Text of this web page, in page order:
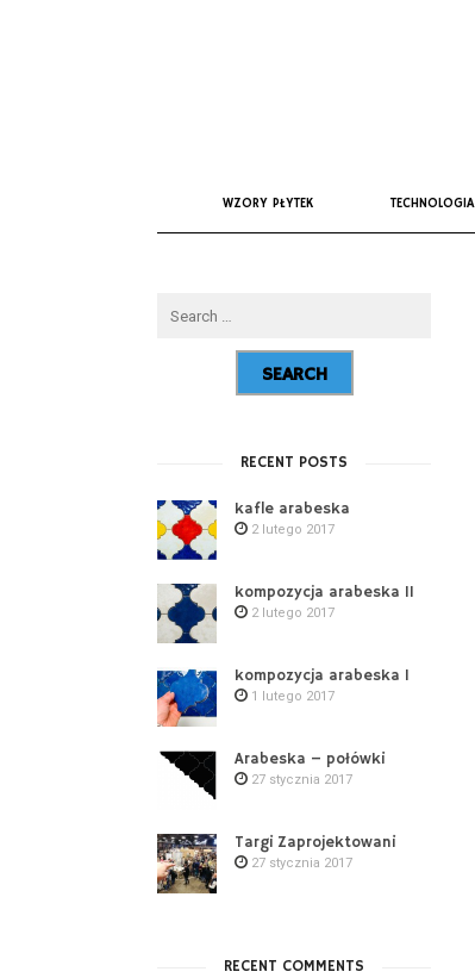
WZORY PŁYTEK TECHNOLOGIA
RECENT POSTS
kafle arabeska
2 lutego 2017
kompozycja arabeska II
2 lutego 2017
kompozycja arabeska I
1 lutego 2017
Arabeska – połówki
27 stycznia 2017
Targi Zaprojektowani
27 stycznia 2017
RECENT COMMENTS